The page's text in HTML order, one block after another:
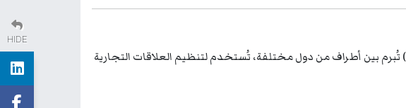
العقود الدولية هي اتفاقيات قانونية (Legal Agreements) تُبرم بين أطراف من دول مختلفة، تُستخدم لتنظيم العلاقات التجارية
HIDE